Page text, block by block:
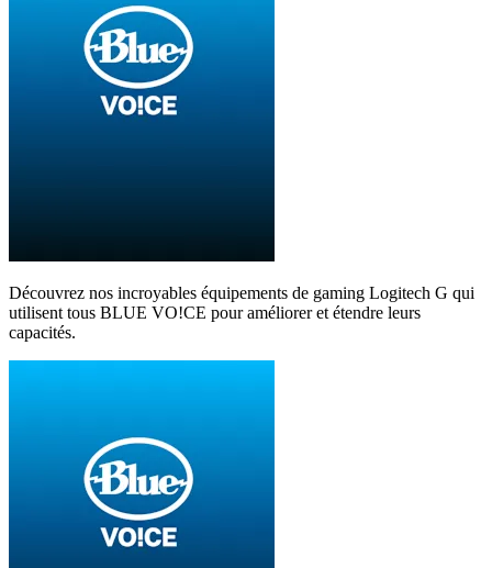
Découvrez nos incroyables équipements de gaming Logitech G qui
utilisent tous BLUE VO!CE pour améliorer et étendre leurs
capacités.